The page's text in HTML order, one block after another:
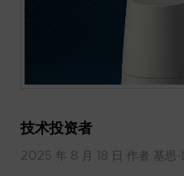
技术投资者
2025 年 8 月 18 日 作者 基思-